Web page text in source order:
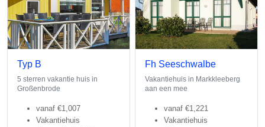
Typ B
5 sterren vakantie huis in
Großenbrode
vanaf €1,007
Vakantiehuis
Fh Seeschwalbe
Vakantiehuis in Markkleeberg
aan een mee
vanaf €1,221
Vakantiehuis